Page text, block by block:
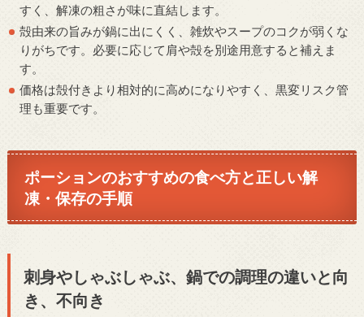
すく、解凍の粗さが味に直結します。
殻由来の旨みが鍋に出にくく、雑炊やスープのコクが弱くな
りがちです。必要に応じて肩や殻を別途用意すると補えま
す。
価格は殻付きより相対的に高めになりやすく、黒変リスク管
理も重要です。
ポーションのおすすめの食べ方と正しい解
凍・保存の手順
刺身やしゃぶしゃぶ、鍋での調理の違いと向
き、不向き